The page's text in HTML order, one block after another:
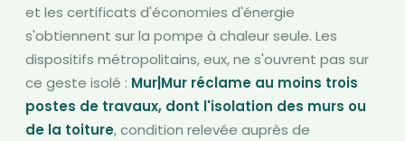
et les certificats d'économies d'énergie
s'obtiennent sur la pompe à chaleur seule. Les
dispositifs métropolitains, eux, ne s'ouvrent pas sur
ce geste isolé : Mur|Mur réclame au moins trois
postes de travaux, dont l'isolation des murs ou
de la toiture, condition relevée auprès de